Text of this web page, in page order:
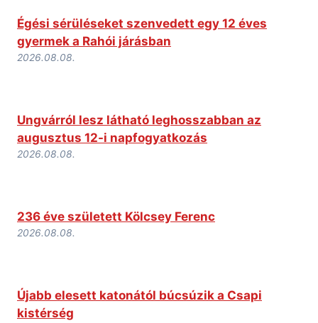
Égési sérüléseket szenvedett egy 12 éves
gyermek a Rahói járásban
2026.08.08.
Ungvárról lesz látható leghosszabban az
augusztus 12-i napfogyatkozás
2026.08.08.
236 éve született Kölcsey Ferenc
2026.08.08.
Újabb elesett katonától búcsúzik a Csapi
kistérség